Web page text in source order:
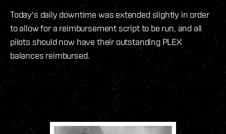
Today's daily downtime was extended slightly in order
to allow for a reimbursement script to be run, and all
pilots should now have their outstanding PLEX
balances reimbursed.